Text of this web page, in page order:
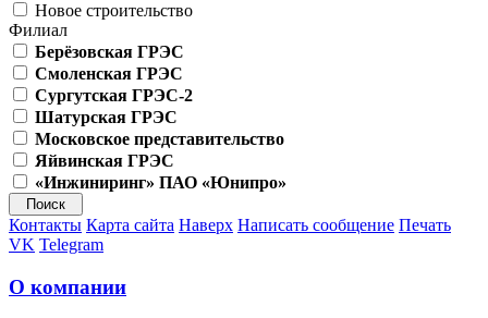
Новое строительство
Филиал
Берёзовская ГРЭС
Смоленская ГРЭС
Сургутская ГРЭС-2
Шатурская ГРЭС
Московское представительство
Яйвинская ГРЭС
«Инжиниринг» ПАО «Юнипро»
Контакты Карта сайта Наверх Написать сообщение Печать
VK Telegram
О компании